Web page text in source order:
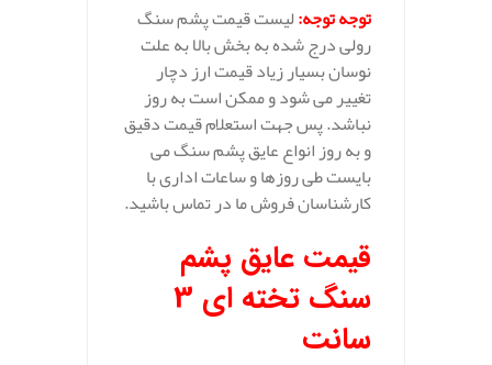
توجه توجه:لیست قیمت پشم سنگ
رولی درج شده به بخش بالا به علت
نوسان بسیار زیاد قیمت ارز دچار
تغییر می شود و ممکن است به روز
نباشد. پس جهت استعلام قیمت دقیق
و به روز انواع عایق پشم سنگ می
بایست طی روزها و ساعات اداری با
کارشناسان فروش ما در تماس باشید.
قیمت عایق پشم
سنگ تخته ای 3
سانت